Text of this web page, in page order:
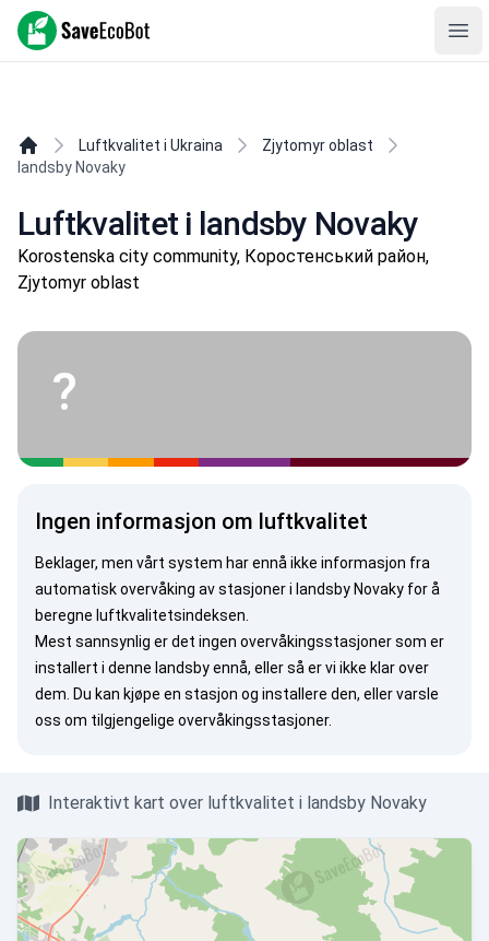
SaveEcoBot
Luftkvalitet i Ukraina
Zjytomyr oblast
landsby Novaky
Luftkvalitet i landsby Novaky
Korostenska city community, Коростенський район,
Zjytomyr oblast
?
Ingen informasjon om luftkvalitet
Beklager, men vårt system har ennå ikke informasjon fra
automatisk overvåking av stasjoner i landsby Novaky for å
beregne luftkvalitetsindeksen.
Mest sannsynlig er det ingen overvåkingsstasjoner som er
installert i denne landsby ennå, eller så er vi ikke klar over
dem. Du kan kjøpe en stasjon og installere den, ellervarsle
oss om tilgjengelige overvåkingsstasjoner.
Interaktivt kart over luftkvalitet i landsby Novaky